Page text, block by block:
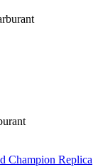
Champion Replica